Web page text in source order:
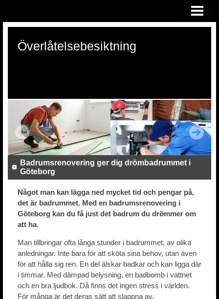
KONSULTATION VID RÄTTSTVIST
Överlåtelsebesiktning
Badrumsrenovering ger dig drömbadrummet i
Göteborg
Något man kan lägga ned mycket tid och pengar på,
det är badrummet. Med en badrumsrenovering i
Göteborg kan du få just det badrum du drömmer om
att ha.
Man tillbringar ofta långa stunder i badrummet, av olika
anledningar. Inte bara för att sköta sina behov, utan även
för att hålla sig ren. En del älskar badkar och kan ligga där
i timmar. Med dämpad belysning, en badbomb i vattnet
och en bra ljudbok. Då finns det ingen stress i världen.
För många är det deras sätt att slappna av.